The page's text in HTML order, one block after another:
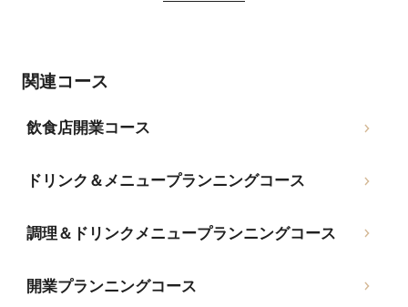
関連コース
飲食店開業コース
ドリンク＆メニュープランニングコース
調理＆ドリンクメニュープランニングコース
開業プランニングコース